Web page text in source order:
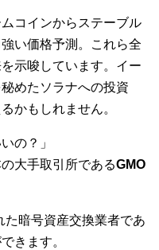
コインからステーブル
い価格予測。これら全
示唆しています。イー
めたソラナへの投資
かもしれません。
の？」
大手取引所であるGMO
た暗号資産交換業者であ
きます。